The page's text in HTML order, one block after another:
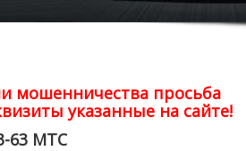
мошенничества просьба
указанные на сайте!
63 МТС